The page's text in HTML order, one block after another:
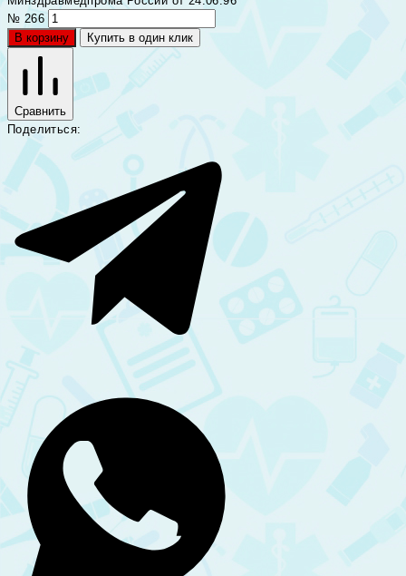
№ 266
В корзину
Купить в один клик
Сравнить
Поделиться: